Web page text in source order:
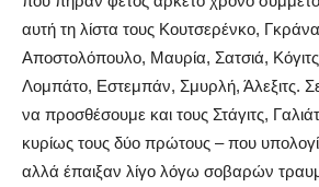
αυτή τη λίστα τους Κουτσερένκο,
Αποστολόπουλο, Μαυρία, Σατσιά,
Λομπάτο, Εστεμπάν, Σμυρλή, Άλεξιτς.
να προσθέσουμε και τους Στάγιτς,
κυρίως τους δύο πρώτους – που
αλλά έπαιξαν λίγο λόγω σοβαρών